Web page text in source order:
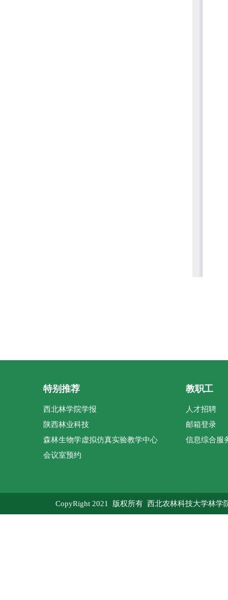
特别推荐
西北林学院学报
陕西林业科技
森林生物学虚拟仿真实验教学中心
会议室预约
教职工
人才招聘
邮箱登录
信息综合服
CopyRight 2021 版权所有 西北农林科技大学林